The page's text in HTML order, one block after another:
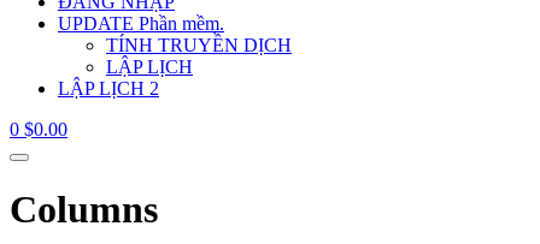
UPDATE Phần mềm.
TÍNH TRUYỀN DỊCH
LẬP LỊCH
LẬP LỊCH 2
0 $0.00
Columns